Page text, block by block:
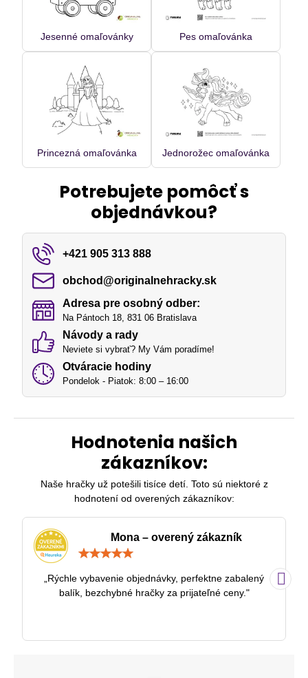
Jesenné omaľovánky Pes omaľovánka
Princezná omaľovánka Jednorožec omaľovánka
Potrebujete pomôcť s
objednávkou?
+421 905 313 888
obchod​@originalnehracky​.sk
Adresa pre osobný odber:
Na Pántoch 18, 831 06 Bratislava
Návody a rady
Neviete si vybrať? My Vám poradíme!
Otváracie hodiny
Pondelok - Piatok: 8:00 – 16:00
Hodnotenia našich
zákazníkov:
Naše hračky už potešili tisíce detí. Toto sú niektoré z
hodnotení od overených zákazníkov:
Mona – overený zákazník
5
„Rýchle vybavenie objednávky, perfektne zabalený
balík, bezchybné hračky za prijateľné ceny."